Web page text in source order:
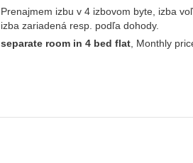
Prenajmem izbu v 4 izbovom byte, izba
izba zariadená resp. podľa dohody.
separate room in 4 bed flat , Monthly